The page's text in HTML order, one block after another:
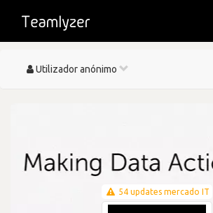
Toggle
Utilizador anónimo
54 updates mercado IT